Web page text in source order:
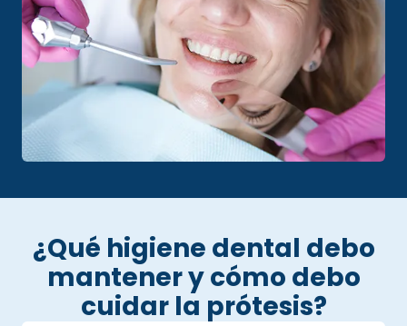
¿Qué higiene dental debo
mantener y cómo debo
cuidar la prótesis?